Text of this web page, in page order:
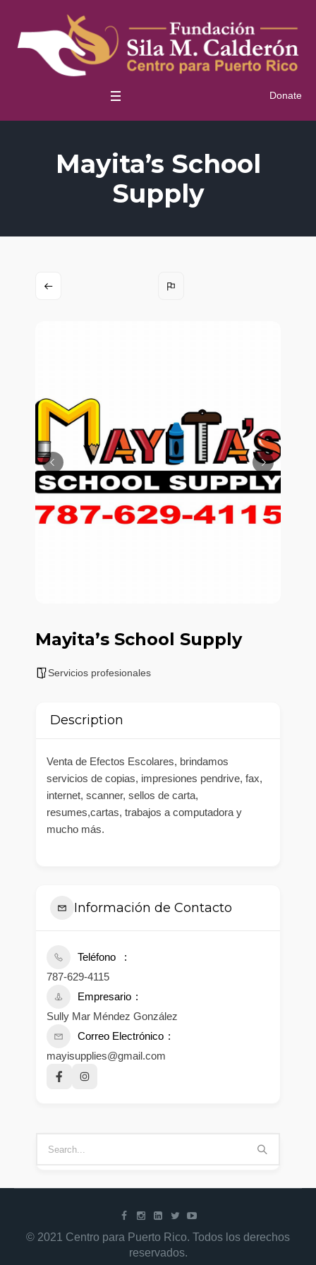
Donate
Mayita’s School
Supply
Mayita’s School Supply
Servicios profesionales
Description
Venta de Efectos Escolares, brindamos
servicios de copias, impresiones pendrive, fax,
internet, scanner, sellos de carta,
resumes,cartas, trabajos a computadora y
mucho más.
Información de Contacto
Teléfono
787-629-4115
Empresario
Sully Mar Méndez González
Correo Electrónico
mayisupplies@gmail.com
© 2021 Centro para Puerto Rico. Todos los derechos
reservados.